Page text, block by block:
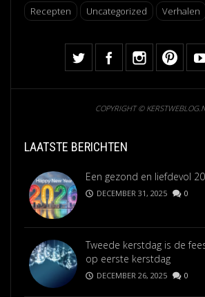
Recepten
Uncategorized Verhalen
COPYRIGHT ©
LAATSTE BERICHTEN
Een gezond en liefdevol
DECEMBER 31, 2025 0
Tweede kerstdag is de
op eerste kerstdag
DECEMBER 26, 2025 0